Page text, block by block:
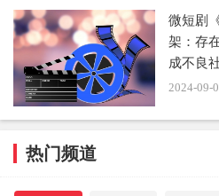
微短剧
架：存
成不良
2024-09-
热门频道